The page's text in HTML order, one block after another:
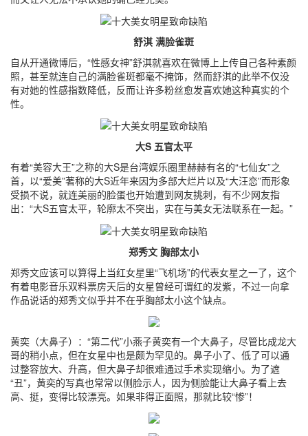
舒淇 满脸雀斑
自从开通微博后，“性感女神”舒淇就喜欢在微博上上传自己各种素颜
照，甚至就连自己的满脸雀斑都毫不掩饰，然而舒淇的此举不仅没
有对她的性感指数降低，反而让许多粉丝愈发喜欢她这种真实的个
性。
大S 五官太平
有着“美容大王”之称的大S是台湾娱乐圈里赫赫有名的“七仙女”之
首，以“爱美”著称的大S近年来因为多部大烂片以及“大汪恋”而形象
受损不说，就连美丽的脸蛋也开始遭到网友挑刺，有不少网友指
出：“大S五官太平，轮廓太不突出，实在与美女无法联系在一起。”
郑秀文 胸部太小
郑秀文应该可以算得上当红女星里“飞机场”的代表女星之一了，这个
有着电影音乐双料票房天后的女星曾经可谓红的发紫，不过一向拿
作品说话的郑秀文似乎并不在乎胸部太小这个缺点。
黄奕（大鼻子）：“第二代”小燕子黄奕有一个大鼻子，尽管比成龙大
哥的稍小点，但在女星中也是颇为罕见的。鼻子小了、低了可以通
过整容放大、升高，但大鼻子却很难通过手术实现缩小。为了遮
“丑”，黄奕的写真也常常以侧脸示人，因为侧脸能让大鼻子看上去
高、挺，变得比较漂亮。如果非得正面照，那就比较“惨”！